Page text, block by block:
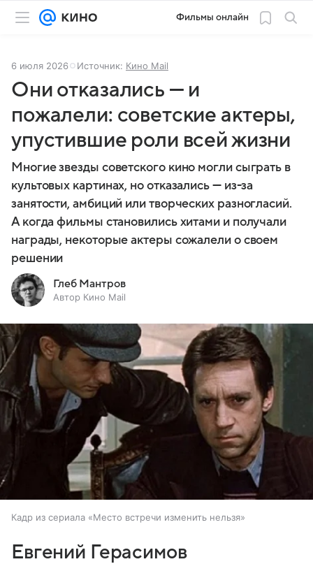
Фильмы онлайн
6 июля 2026 Источник: Кино Mail
Они отказались — и
пожалели: советские актеры,
упустившие роли всей жизни
Многие звезды советского кино могли сыграть в
культовых картинах, но отказались — из-за
занятости, амбиций или творческих разногласий.
А когда фильмы становились хитами и получали
награды, некоторые актеры сожалели о своем
решении
Глеб Мантров
Автор Кино Mail
Кадр из сериала «Место встречи изменить нельзя»
Евгений Герасимов